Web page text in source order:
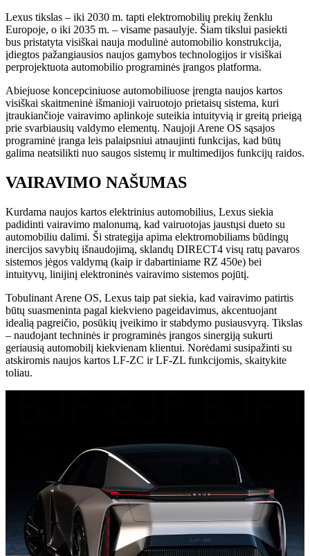
Lexus tikslas – iki 2030 m. tapti elektromobilių prekių ženklu
Europoje, o iki 2035 m. – visame pasaulyje. Šiam tikslui pasiekti
bus pristatyta visiškai nauja modulinė automobilio konstrukcija,
įdiegtos pažangiausios naujos gamybos technologijos ir visiškai
perprojektuota automobilio programinės įrangos platforma.
Abiejuose koncepciniuose automobiliuose įrengta naujos kartos
visiškai skaitmeninė išmanioji vairuotojo prietaisų sistema, kuri
įtraukiančioje vairavimo aplinkoje suteikia intuityvią ir greitą prieigą
prie svarbiausių valdymo elementų. Naujoji Arene OS sąsajos
programinė įranga leis palaipsniui atnaujinti funkcijas, kad būtų
galima neatsilikti nuo saugos sistemų ir multimedijos funkcijų raidos.
VAIRAVIMO NAŠUMAS
Kurdama naujos kartos elektrinius automobilius, Lexus siekia
padidinti vairavimo malonumą, kad vairuotojas jaustųsi dueto su
automobiliu dalimi. Ši strategija apima elektromobiliams būdingų
inercijos savybių išnaudojimą, sklandų DIRECT4 visų ratų pavaros
sistemos jėgos valdymą (kaip ir dabartiniame RZ 450e) bei
intuityvų, linijinį elektroninės vairavimo sistemos pojūtį.
Tobulinant Arene OS, Lexus taip pat siekia, kad vairavimo patirtis
būtų suasmeninta pagal kiekvieno pageidavimus, akcentuojant
idealią pagreičio, posūkių įveikimo ir stabdymo pusiausvyrą. Tikslas
– naudojant techninės ir programinės įrangos sinergiją sukurti
geriausią automobilį kiekvienam klientui. Norėdami susipažinti su
atskiromis naujos kartos LF-ZC ir LF-ZL funkcijomis, skaitykite
toliau.